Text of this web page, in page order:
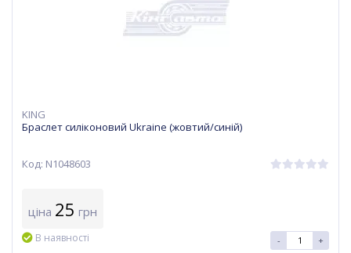
KING
Браслет силіконовий Ukraine (жовтий/синій)
Код: N1048603
ціна 25 грн
В наявності - +